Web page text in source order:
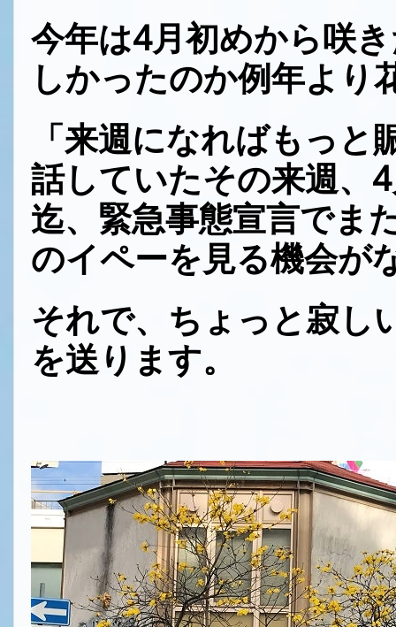
今年は4月初めから咲
しかったのか例年より
「来週になればもっ
話していたその来週、
迄、緊急事態宣言でま
のイペーを見る機会が
それで、ちょっと寂し
を送ります。